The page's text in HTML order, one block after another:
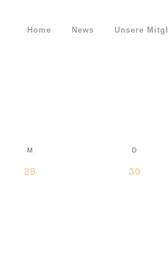
Home News Unsere
M D
0
29
0
30